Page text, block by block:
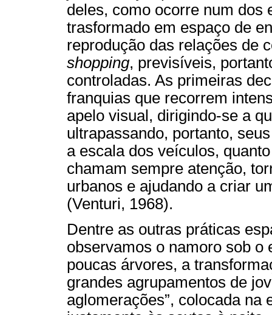
deles, como ocorre num dos
trasformado em espaço de
reprodução das relações de
shopping, previsíveis,
controladas. As primeiras
franquias que recorrem
apelo visual, dirigindo-se a
ultrapassando, portanto,
a escala dos veículos,
chamam sempre atenção,
urbanos e ajudando a criar
(Venturi, 1968).
Dentre as outras práticas
observamos o namoro sob o
poucas árvores, a
grandes agrupamentos de
aglomerações”, colocada na